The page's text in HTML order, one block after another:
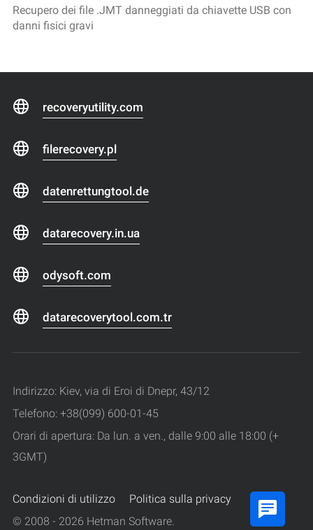
Recupero dei file .JMT danneggiati da chiavette USB con
danni fisici gravi
recoveryutility.com
filerecovery.pl
datenrettungtool.de
datarecovery.in.ua
odysoft.com
datarecoverytool.com.tr
Indirizzo: Kiev, via di Eroi di Dnepr, 43/12
Telefono: +38(099) 600-01-45
Orari di apertura: Da lun. a ven., dalle 9:00 alle 18:00 (+
3GMT)
Condizioni di utilizzo
Politica sulla privacy
© 2008 - 2026 Hetman Software.